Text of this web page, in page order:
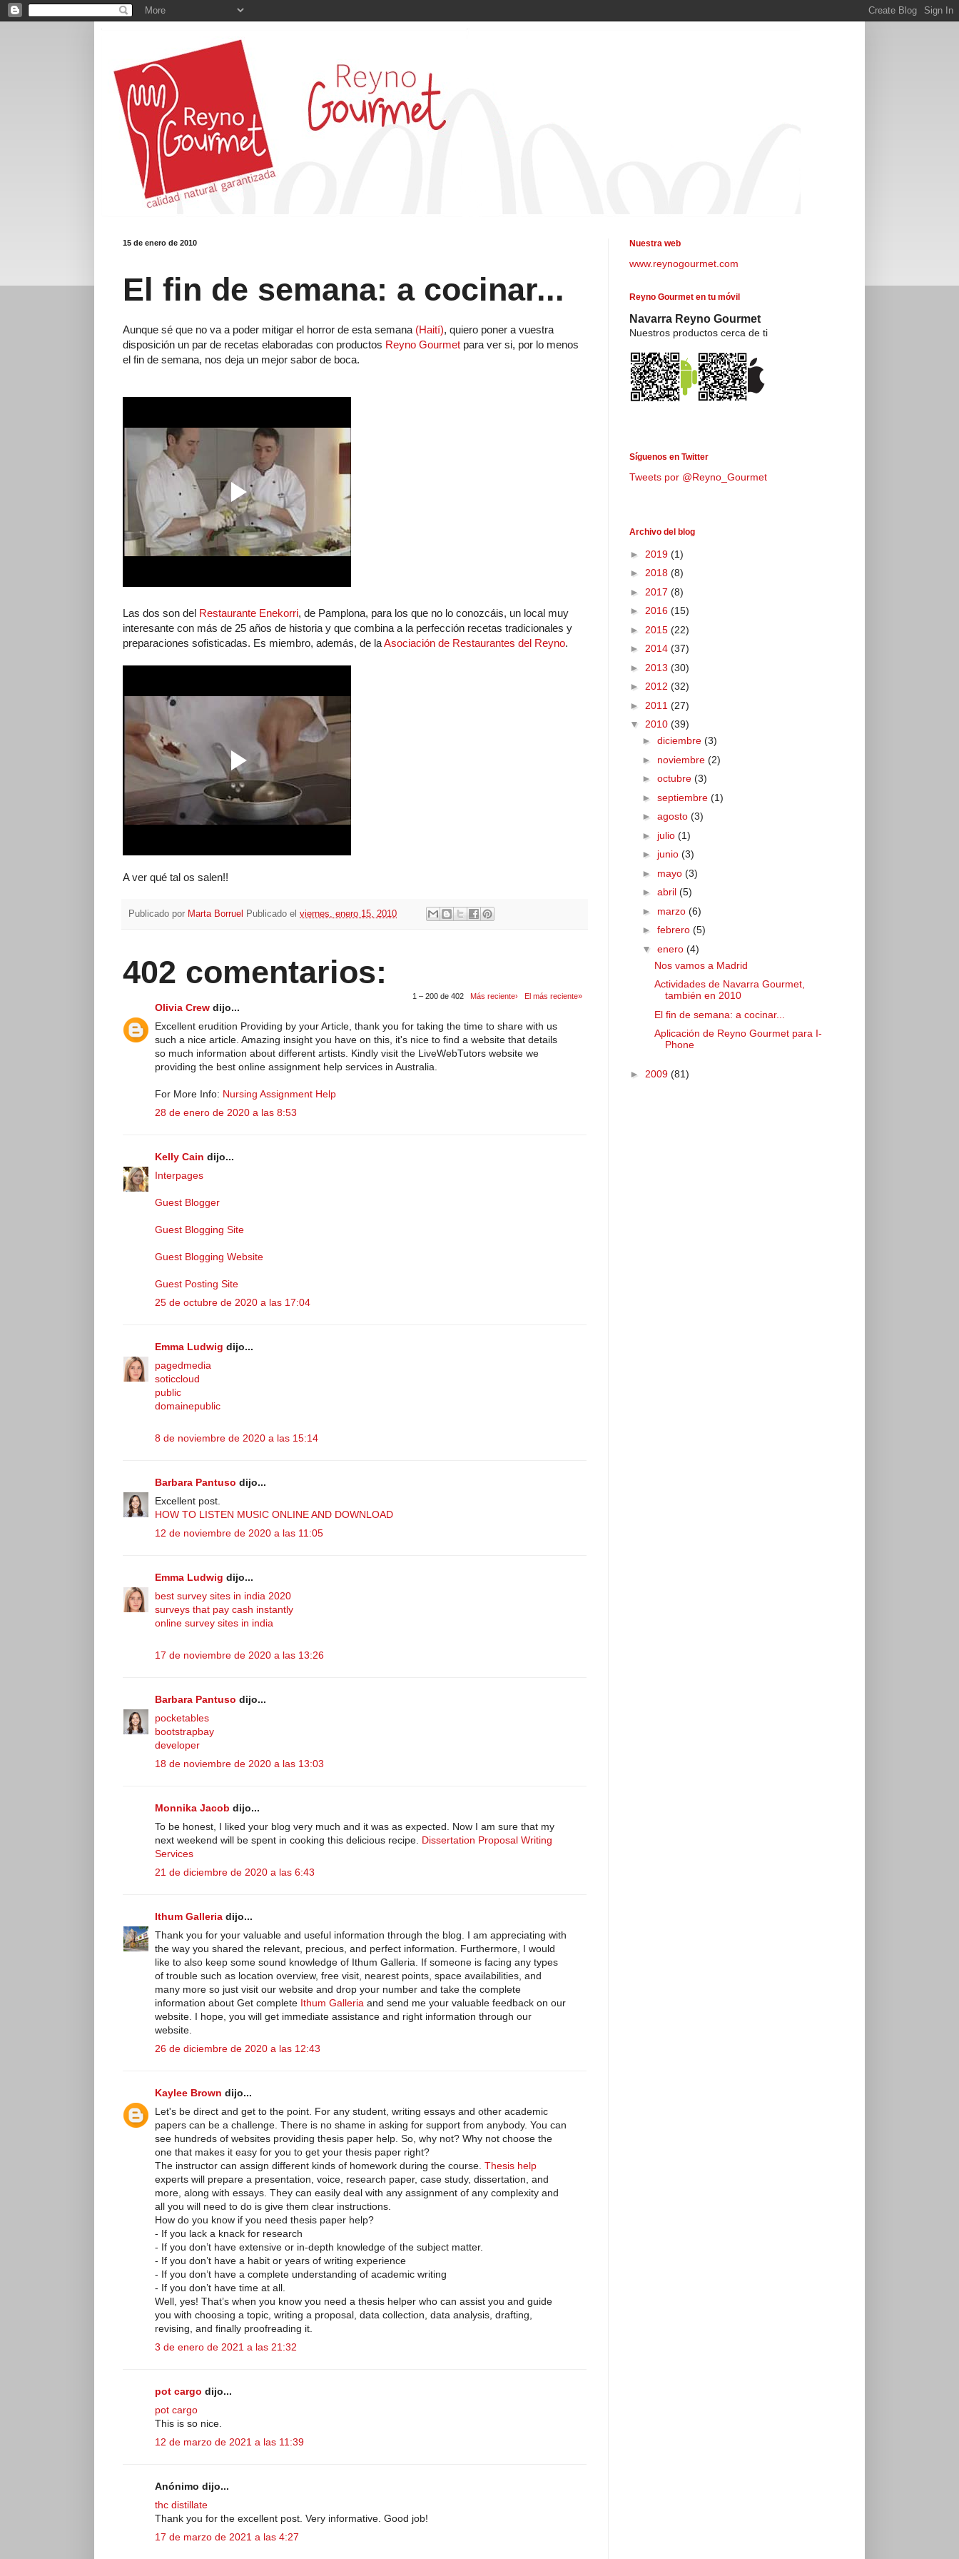
15 de enero de 2010
El fin de semana: a cocinar...
Aunque sé que no va a poder mitigar el horror de esta semana (Haití), quiero poner a vuestra
disposición un par de recetas elaboradas con productos Reyno Gourmet para ver si, por lo menos
el fin de semana, nos deja un mejor sabor de boca.
Las dos son del Restaurante Enekorri, de Pamplona, para los que no lo conozcáis, un local muy
interesante con más de 25 años de historia y que combina a la perfección recetas tradicionales y
preparaciones sofisticadas. Es miembro, además, de laAsociación de Restaurantes del Reyno.
A ver qué tal os salen!!
Publicado por Marta Borruel Publicado el viernes, enero 15, 2010
402 comentarios:
1 – 200 de 402 Más reciente› El más reciente»
Olivia Crew dijo...
Excellent erudition Providing by your Article, thank you for taking the time to share with us
such a nice article. Amazing insight you have on this, it's nice to find a website that details
so much information about different artists. Kindly visit the LiveWebTutors website we
providing the best online assignment help services in Australia.
For More Info: Nursing Assignment Help
28 de enero de 2020 a las 8:53
Kelly Cain dijo...
Interpages
Guest Blogger
Guest Blogging Site
Guest Blogging Website
Guest Posting Site
25 de octubre de 2020 a las 17:04
Emma Ludwig dijo...
pagedmedia
soticcloud
public
domainepublic
8 de noviembre de 2020 a las 15:14
Barbara Pantuso dijo...
Excellent post.
HOW TO LISTEN MUSIC ONLINE AND DOWNLOAD
12 de noviembre de 2020 a las 11:05
Emma Ludwig dijo...
best survey sites in india 2020
surveys that pay cash instantly
online survey sites in india
17 de noviembre de 2020 a las 13:26
Barbara Pantuso dijo...
pocketables
bootstrapbay
developer
18 de noviembre de 2020 a las 13:03
Monnika Jacob dijo...
To be honest, I liked your blog very much and it was as expected. Now I am sure that my
next weekend will be spent in cooking this delicious recipe. Dissertation Proposal Writing
Services
21 de diciembre de 2020 a las 6:43
Ithum Galleria dijo...
Thank you for your valuable and useful information through the blog. I am appreciating with
the way you shared the relevant, precious, and perfect information. Furthermore, I would
like to also keep some sound knowledge of Ithum Galleria. If someone is facing any types
of trouble such as location overview, free visit, nearest points, space availabilities, and
many more so just visit our website and drop your number and take the complete
information about Get complete Ithum Galleria and send me your valuable feedback on our
website. I hope, you will get immediate assistance and right information through our
website.
26 de diciembre de 2020 a las 12:43
Kaylee Brown dijo...
Let's be direct and get to the point. For any student, writing essays and other academic
papers can be a challenge. There is no shame in asking for support from anybody. You can
see hundreds of websites providing thesis paper help. So, why not? Why not choose the
one that makes it easy for you to get your thesis paper right?
The instructor can assign different kinds of homework during the course. Thesis help
experts will prepare a presentation, voice, research paper, case study, dissertation, and
more, along with essays. They can easily deal with any assignment of any complexity and
all you will need to do is give them clear instructions.
How do you know if you need thesis paper help?
- If you lack a knack for research
- If you don’t have extensive or in-depth knowledge of the subject matter.
- If you don’t have a habit or years of writing experience
- If you don’t have a complete understanding of academic writing
- If you don’t have time at all.
Well, yes! That’s when you know you need a thesis helper who can assist you and guide
you with choosing a topic, writing a proposal, data collection, data analysis, drafting,
revising, and finally proofreading it.
3 de enero de 2021 a las 21:32
pot cargo dijo...
pot cargo
This is so nice.
12 de marzo de 2021 a las 11:39
Anónimo dijo...
thc distillate
Thank you for the excellent post. Very informative. Good job!
17 de marzo de 2021 a las 4:27
Nuestra web
www.reynogourmet.com
Reyno Gourmet en tu móvil
Navarra Reyno Gourmet
Nuestros productos cerca de ti
Síguenos en Twitter
Tweets por @Reyno_Gourmet
Archivo del blog
► 2019 (1)
► 2018 (8)
► 2017 (8)
► 2016 (15)
► 2015 (22)
► 2014 (37)
► 2013 (30)
► 2012 (32)
► 2011 (27)
▼ 2010 (39)
► diciembre (3)
► noviembre (2)
► octubre (3)
► septiembre (1)
► agosto (3)
► julio (1)
► junio (3)
► mayo (3)
► abril (5)
► marzo (6)
► febrero (5)
▼ enero (4)
Nos vamos a Madrid
Actividades de Navarra Gourmet,
también en 2010
El fin de semana: a cocinar...
Aplicación de Reyno Gourmet para I-
Phone
► 2009 (81)